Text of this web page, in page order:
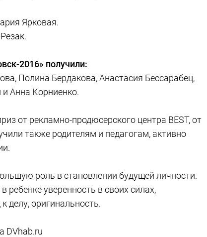
Ярковая.
2016» получили:
Полина Бердакова, Анастасия Бессарабец,
и Анна Корниенко.
от рекламно-продюсерского центра BEST, от
также родителям и педагогам, активно
роль в становлении будущей личности.
ребенке уверенность в своих силах,
делу, оригинальность.
DVhab.ru